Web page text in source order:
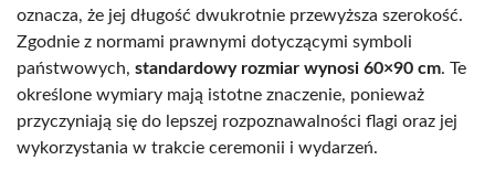
oznacza, że jej długość dwukrotnie przewyższa szerokość.
Zgodnie z normami prawnymi dotyczącymi symboli
państwowych, standardowy rozmiar wynosi 60×90 cm. Te
określone wymiary mają istotne znaczenie, ponieważ
przyczyniają się do lepszej rozpoznawalności flagi oraz jej
wykorzystania w trakcie ceremonii i wydarzeń.